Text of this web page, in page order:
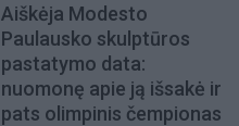
Aiškėja Modesto
Paulausko skulptūros
pastatymo data:
nuomonę apie ją išsakė ir
pats olimpinis čempionas